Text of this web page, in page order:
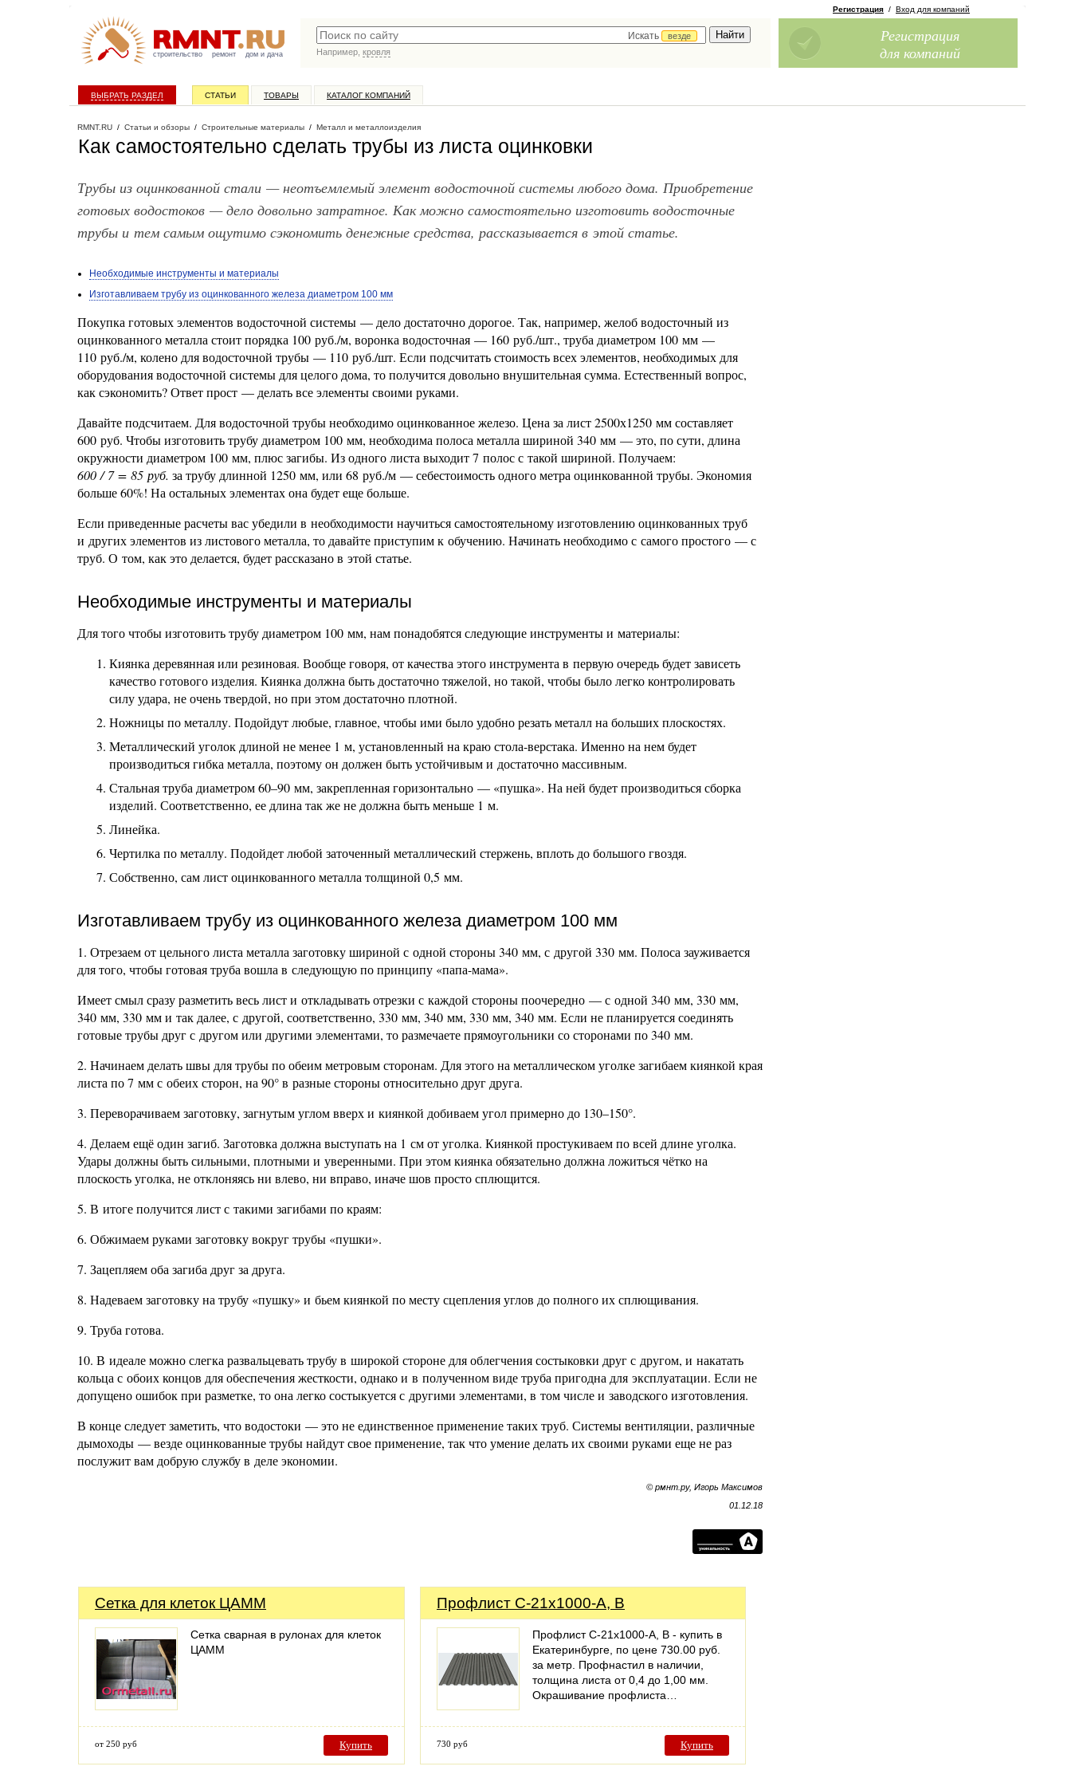
строительство ремонт дом и дача
Искать
везде
Например, кровля
Регистрация / Вход для компаний
Регистрация
для компаний
ВЫБРАТЬ РАЗДЕЛ СТАТЬИ ТОВАРЫ КАТАЛОГ КОМПАНИЙ
RMNT.RU / Статьи и обзоры / Строительные материалы / Металл и металлоизделия
Как самостоятельно сделать трубы из листа оцинковки
Трубы из оцинкованной стали — неотъемлемый элемент водосточной системы любого дома. Приобретение
готовых водостоков — дело довольно затратное. Как можно самостоятельно изготовить водосточные
трубы и тем самым ощутимо сэкономить денежные средства, рассказывается в этой статье.
Необходимые инструменты и материалы
Изготавливаем трубу из оцинкованного железа диаметром 100 мм
Покупка готовых элементов водосточной системы — дело достаточно дорогое. Так, например, желоб водосточный из
оцинкованного металла стоит порядка 100 руб./м, воронка водосточная — 160 руб./шт., труба диаметром 100 мм —
110 руб./м, колено для водосточной трубы — 110 руб./шт. Если подсчитать стоимость всех элементов, необходимых для
оборудования водосточной системы для целого дома, то получится довольно внушительная сумма. Естественный вопрос,
как сэкономить? Ответ прост — делать все элементы своими руками.
Давайте подсчитаем. Для водосточной трубы необходимо оцинкованное железо. Цена за лист 2500х1250 мм составляет
600 руб. Чтобы изготовить трубу диаметром 100 мм, необходима полоса металла шириной 340 мм — это, по сути, длина
окружности диаметром 100 мм, плюс загибы. Из одного листа выходит 7 полос с такой шириной. Получаем:
600 / 7 = 85 руб. за трубу длинной 1250 мм, или 68 руб./м — себестоимость одного метра оцинкованной трубы. Экономия
больше 60%! На остальных элементах она будет еще больше.
Если приведенные расчеты вас убедили в необходимости научиться самостоятельному изготовлению оцинкованных труб
и других элементов из листового металла, то давайте приступим к обучению. Начинать необходимо с самого простого — с
труб. О том, как это делается, будет рассказано в этой статье.
Необходимые инструменты и материалы
Для того чтобы изготовить трубу диаметром 100 мм, нам понадобятся следующие инструменты и материалы:
Киянка деревянная или резиновая. Вообще говоря, от качества этого инструмента в первую очередь будет зависеть
качество готового изделия. Киянка должна быть достаточно тяжелой, но такой, чтобы было легко контролировать
силу удара, не очень твердой, но при этом достаточно плотной.
Ножницы по металлу. Подойдут любые, главное, чтобы ими было удобно резать металл на больших плоскостях.
Металлический уголок длиной не менее 1 м, установленный на краю стола-верстака. Именно на нем будет
производиться гибка металла, поэтому он должен быть устойчивым и достаточно массивным.
Стальная труба диаметром 60–90 мм, закрепленная горизонтально — «пушка». На ней будет производиться сборка
изделий. Соответственно, ее длина так же не должна быть меньше 1 м.
Линейка.
Чертилка по металлу. Подойдет любой заточенный металлический стержень, вплоть до большого гвоздя.
Собственно, сам лист оцинкованного металла толщиной 0,5 мм.
Изготавливаем трубу из оцинкованного железа диаметром 100 мм
1. Отрезаем от цельного листа металла заготовку шириной с одной стороны 340 мм, с другой 330 мм. Полоса зауживается
для того, чтобы готовая труба вошла в следующую по принципу «папа-мама».
Имеет смыл сразу разметить весь лист и откладывать отрезки с каждой стороны поочередно — с одной 340 мм, 330 мм,
340 мм, 330 мм и так далее, с другой, соответственно, 330 мм, 340 мм, 330 мм, 340 мм. Если не планируется соединять
готовые трубы друг с другом или другими элементами, то размечаете прямоугольники со сторонами по 340 мм.
2. Начинаем делать швы для трубы по обеим метровым сторонам. Для этого на металлическом уголке загибаем киянкой края
листа по 7 мм с обеих сторон, на 90° в разные стороны относительно друг друга.
3. Переворачиваем заготовку, загнутым углом вверх и киянкой добиваем угол примерно до 130–150°.
4. Делаем ещё один загиб. Заготовка должна выступать на 1 см от уголка. Киянкой простукиваем по всей длине уголка.
Удары должны быть сильными, плотными и уверенными. При этом киянка обязательно должна ложиться чётко на
плоскость уголка, не отклоняясь ни влево, ни вправо, иначе шов просто сплющится.
5. В итоге получится лист с такими загибами по краям:
6. Обжимаем руками заготовку вокруг трубы «пушки».
7. Зацепляем оба загиба друг за друга.
8. Надеваем заготовку на трубу «пушку» и бьем киянкой по месту сцепления углов до полного их сплющивания.
9. Труба готова.
10. В идеале можно слегка развальцевать трубу в широкой стороне для облегчения состыковки друг с другом, и накатать
кольца с обоих концов для обеспечения жесткости, однако и в полученном виде труба пригодна для эксплуатации. Если не
допущено ошибок при разметке, то она легко состыкуется с другими элементами, в том числе и заводского изготовления.
В конце следует заметить, что водостоки — это не единственное применение таких труб. Системы вентиляции, различные
дымоходы — везде оцинкованные трубы найдут свое применение, так что умение делать их своими руками еще не раз
послужит вам добрую службу в деле экономии.
© рмнт.ру, Игорь Максимов
01.12.18
Сетка для клеток ЦАММ
Сетка сварная в рулонах для клеток
ЦАММ
от 250 руб Купить
Профлист С-21х1000-А, В
Профлист С-21х1000-А, В - купить в
Екатеринбурге, по цене 730.00 руб.
за метр. Профнастил в наличии,
толщина листа от 0,4 до 1,00 мм.
Окрашивание профлиста…
730 руб Купить